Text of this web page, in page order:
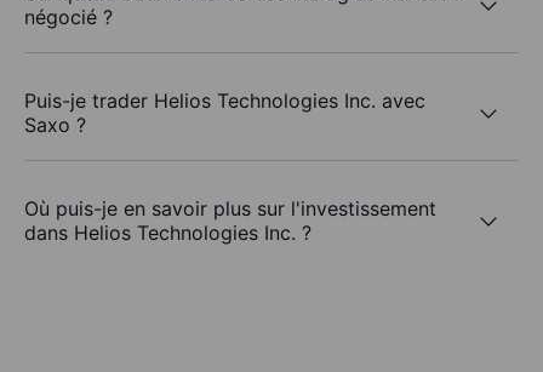
négocié ?
Puis-je trader Helios Technologies Inc. avec
Saxo ?
Où puis-je en savoir plus sur l'investissement
dans Helios Technologies Inc. ?